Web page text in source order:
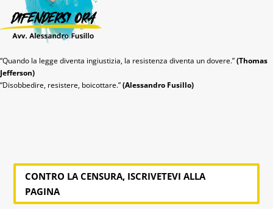
“Quando la legge diventa ingiustizia, la resistenza diventa un dovere.”(Thomas
Jefferson)
“Disobbedire, resistere, boicottare.”(Alessandro Fusillo)
CONTRO LA CENSURA, ISCRIVETEVI ALLA
PAGINA